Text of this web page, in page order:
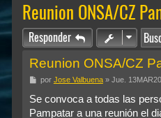
Reunion ONSA/CZ
Responder
Reunion ONSA/CZ
M
n
a
por Jose Valbuena» Jue.
Se convoca a todas las
Pampatar a una reunión el